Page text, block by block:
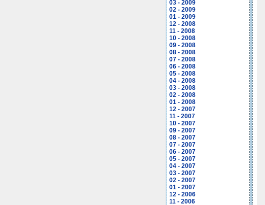
03 - 2009
02 - 2009
01 - 2009
12 - 2008
11 - 2008
10 - 2008
09 - 2008
08 - 2008
07 - 2008
06 - 2008
05 - 2008
04 - 2008
03 - 2008
02 - 2008
01 - 2008
12 - 2007
11 - 2007
10 - 2007
09 - 2007
08 - 2007
07 - 2007
06 - 2007
05 - 2007
04 - 2007
03 - 2007
02 - 2007
01 - 2007
12 - 2006
11 - 2006